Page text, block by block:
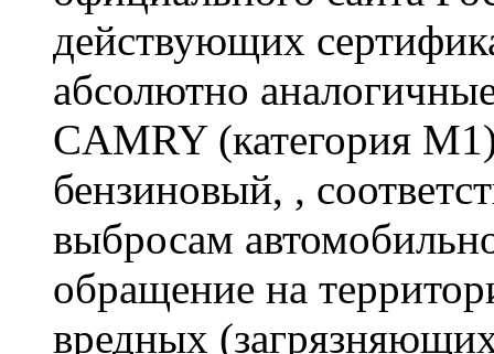
действующих
абсолютно
CAMRY (категория
бензиновый, ,
выбросам
обращение на
вредных